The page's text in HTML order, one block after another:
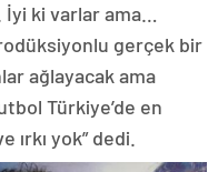
ki varlar ama…
gerçek bir
ağlayacak ama
Türkiye’de en
yok” dedi.